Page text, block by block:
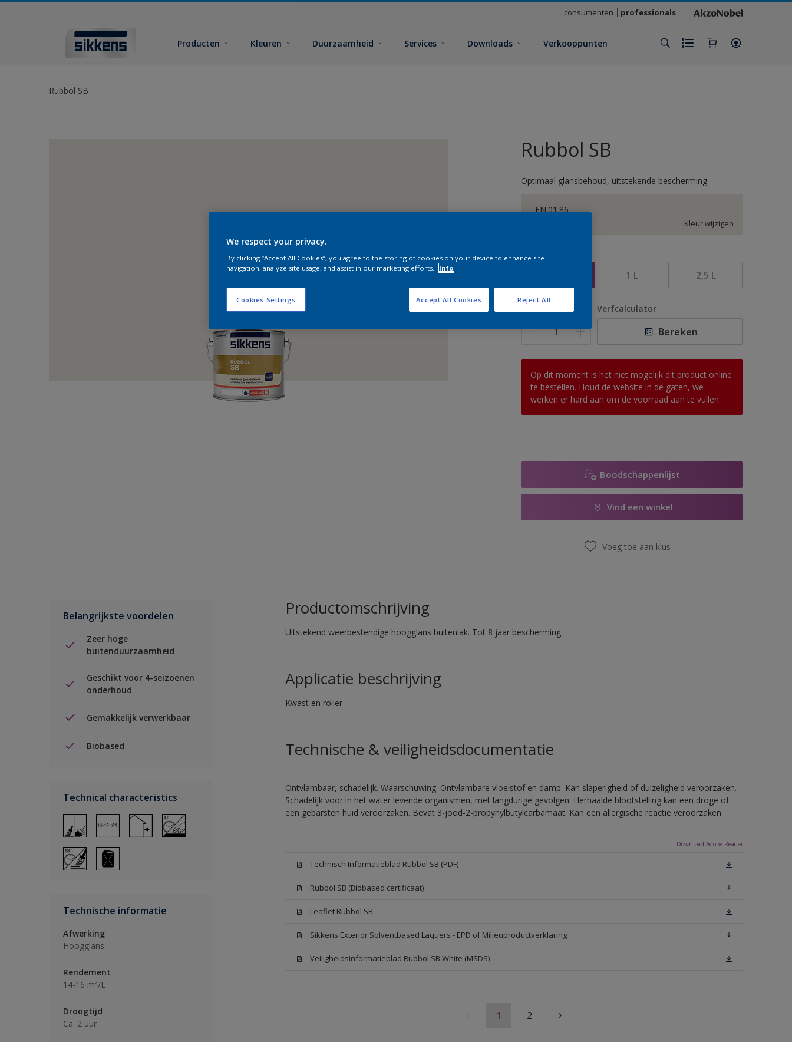
consumenten professionals
Producten Kleuren Duurzaamheid Services Downloads Verkooppunten
Rubbol SB
Rubbol SB
Optimaal glansbehoud, uitstekende bescherming
EN.01.86
Kleur wijzigen
Grootte
1 L 2,5 L
Verfcalculator
Bereken
Op dit moment is het niet mogelijk dit product online
te bestellen. Houd de website in de gaten, we
werken er hard aan om de voorraad aan te vullen.
Boodschappenlijst
Vind een winkel
Voeg toe aan klus
Belangrijkste voordelen
Zeer hoge
buitenduurzaamheid
Geschikt voor 4-seizoenen
onderhoud
Gemakkelijk verwerkbaar
Biobased
Technical characteristics
Technische informatie
Afwerking
Hoogglans
Rendement
14-16 m²/L
Droogtijd
Ca. 2 uur
Productomschrijving
Uitstekend weerbestendige hoogglans buitenlak. Tot 8 jaar bescherming.
Applicatie beschrijving
Kwast en roller
Technische & veiligheidsdocumentatie
Ontvlambaar, schadelijk. Waarschuwing. Ontvlambare vloeistof en damp. Kan slaperigheid of duizeligheid veroorzaken.
Schadelijk voor in het water levende organismen, met langdurige gevolgen. Herhaalde blootstelling kan een droge of
een gebarsten huid veroorzaken. Bevat 3-jood-2-propynylbutylcarbamaat. Kan een allergische reactie veroorzaken
Download Adobe Reader
Technisch Informatieblad Rubbol SB (PDF)
Rubbol SB (Biobased certificaat)
Leaflet Rubbol SB
Sikkens Exterior Solventbased Laquers - EPD of Milieuproductverklaring
Veiligheidsinformatieblad Rubbol SB White (MSDS)
1 2
We respect your privacy.
By clicking “Accept All Cookies”, you agree to the storing of cookies on your device to enhance site
navigation, analyze site usage, and assist in our marketing efforts.
Info
Cookies Settings Reject All
Accept All Cookies